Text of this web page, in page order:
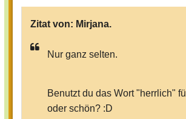
Zitat von: Mirjana.
Nur ganz selten.
Benutzt du das Wort "herrlich"
oder schön? :D